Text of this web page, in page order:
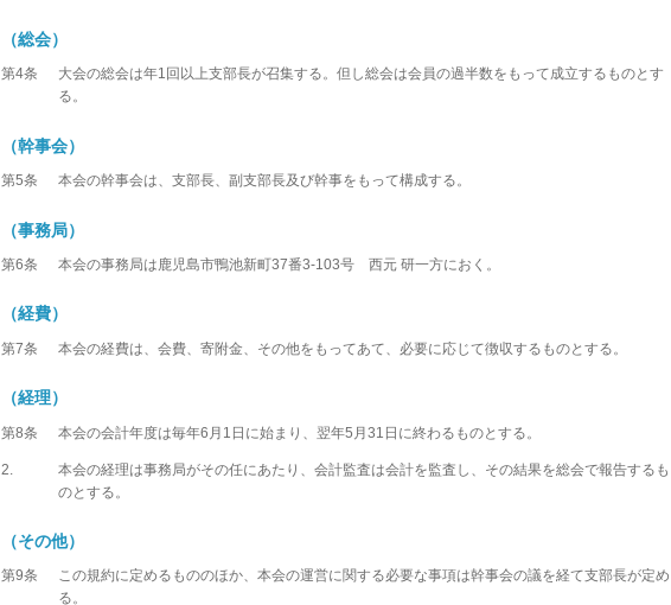
（総会）
第4条
大会の総会は年1回以上支部長が召集する。但し総会は会員の過半数をもって成立するものとす
る。
（幹事会）
第5条 本会の幹事会は、支部長、副支部長及び幹事をもって構成する。
（事務局）
第6条 本会の事務局は鹿児島市鴨池新町37番3-103号 西元 研一方におく。
（経費）
第7条 本会の経費は、会費、寄附金、その他をもってあて、必要に応じて徴収するものとする。
（経理）
第8条 本会の会計年度は毎年6月1日に始まり、翌年5月31日に終わるものとする。
2.
本会の経理は事務局がその任にあたり、会計監査は会計を監査し、その結果を総会で報告するも
のとする。
（その他）
第9条
この規約に定めるもののほか、本会の運営に関する必要な事項は幹事会の議を経て支部長が定め
る。